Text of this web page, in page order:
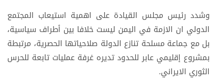
وشدد رئيس مجلس القيادة على اهمية استيعاب المجتمع
الدولي ان الازمة في اليمن ليست خلافا بين أطراف سياسية،
بل مع جماعة مسلحة تنازع الدولة صلاحياتها الحصرية، مرتبطة
بمشروع إقليمي عابر للحدود تديره غرفة عمليات تابعة للحرس
الثوري الايراني.